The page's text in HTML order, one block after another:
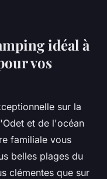
idéal à
vos
sur la
et de l'océan
familiale vous
belles plages du
clémentes que sur